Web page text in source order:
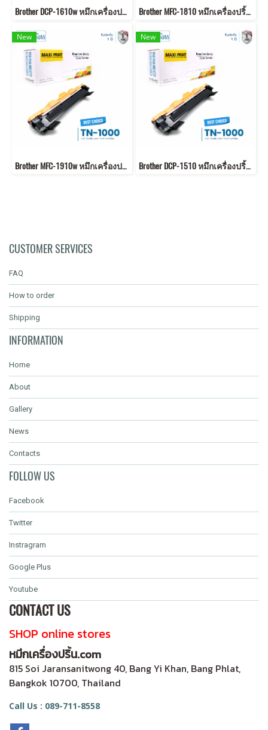
Brother DCP-1610w หมึกเครื่องปริ้น พิมพ์คมชัด รับประกัน 1 ปี! Brother MFC-1810 หมึกเครื่องปริ้น พิมพ์คมชัด รับประกัน 1 ปี!
New
Brother MFC-1910w หมึกเครื่องปริ้น พิมพ์คมชัด รับประกัน 1 ปี!
New
Brother DCP-1510 หมึกเครื่องปริ้น พิมพ์คมชัด รับประกัน 1 ปี!
CUSTOMER SERVICES
FAQ
How to order
Shipping
INFORMATION
Home
About
Gallery
News
Contacts
FOLLOW US
Facebook
Twitter
Instragram
Google Plus
Youtube
CONTACT US
SHOP online stores
หมึกเครื่องปริ้น.com
815 Soi Jaransanitwong 40, Bang Yi Khan, Bang Phlat,
Bangkok 10700, Thailand
Call Us : 089-711-8558